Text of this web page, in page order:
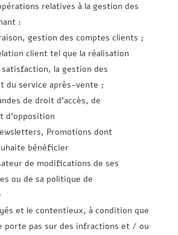
relatives à la gestion des
:
gestion des comptes clients ;
client tel que la réalisation
satisfaction, la gestion des
du service après-vente ;
de droit d’accès, de
Promotions dont
bénéficier
de modifications de ses
ou de sa politique de
et le contentieux, à condition que
porte pas sur des infractions et / ou